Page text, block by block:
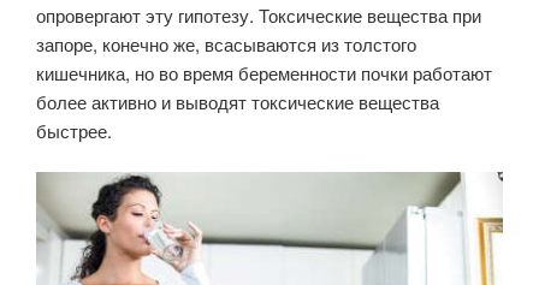
опровергают эту гипотезу. Токсические вещества при
запоре, конечно же, всасываются из толстого
кишечника, но во время беременности почки работают
более активно и выводят токсические вещества
быстрее.